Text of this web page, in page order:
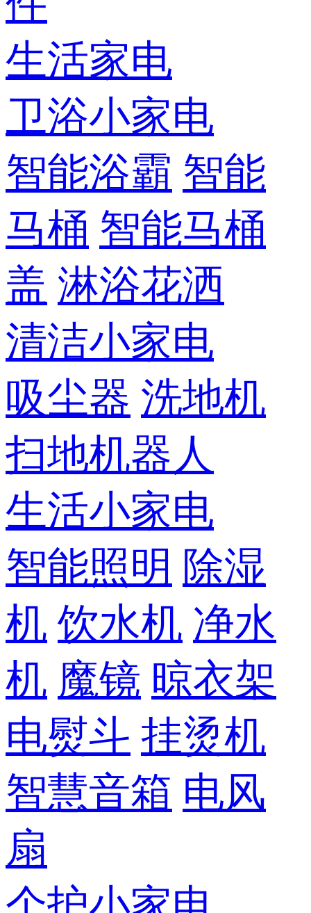
生活家电
卫浴小家电
智能浴霸 智能
马桶 智能马桶
盖 淋浴花洒
清洁小家电
吸尘器 洗地机
扫地机器人
生活小家电
智能照明 除湿
机 饮水机 净水
机 魔镜 晾衣架
电熨斗 挂烫机
智慧音箱 电风
扇